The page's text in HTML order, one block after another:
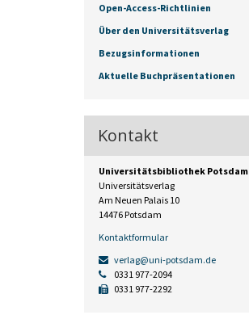
Open-Access-Richtlinien
Über den Universitätsverlag
Bezugsinformationen
Aktuelle Buchpräsentationen
Kontakt
Universitätsbibliothek Potsdam
Universitätsverlag
Am Neuen Palais 10
14476 Potsdam
Kontaktformular
verlag@uni-potsdam.de
0331 977-2094
0331 977-2292